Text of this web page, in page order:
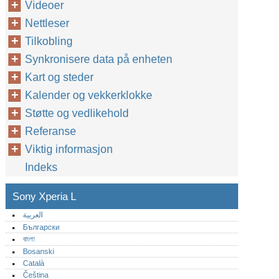
Videoer
Nettleser
Tilkobling
Synkronisere data på enheten
Kart og steder
Kalender og vekkerklokke
Støtte og vedlikehold
Referanse
Viktig informasjon
Indeks
Sony Xperia L
العربية
Български
বাংলা
Bosanski
Català
Čeština